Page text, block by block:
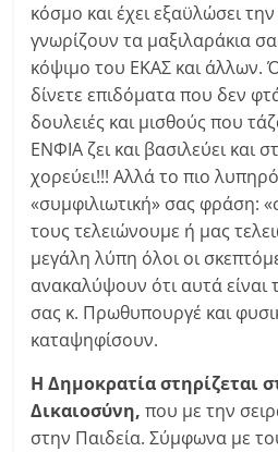
κόσμο και έχει εξαϋλώσει
γνωρίζουν τα μαξιλαράκια
κόψιμο του ΕΚΑΣ και άλλων.
δίνετε επιδόματα που δεν
δουλειές και μισθούς που
ΕΝΦΙΑ ζει και βασιλεύει και
χορεύει!!! Αλλά το πιο λυπηρό
«συμφιλιωτική» σας φράση:
τους τελειώνουμε ή μας
μεγάλη λύπη όλοι οι
ανακαλύψουν ότι αυτά
σας κ. Πρωθυπουργέ και
καταψηφίσουν.
Η Δημοκρατία στηρίζεται
Δικαιοσύνη, που με την
στην Παιδεία. Σύμφωνα με